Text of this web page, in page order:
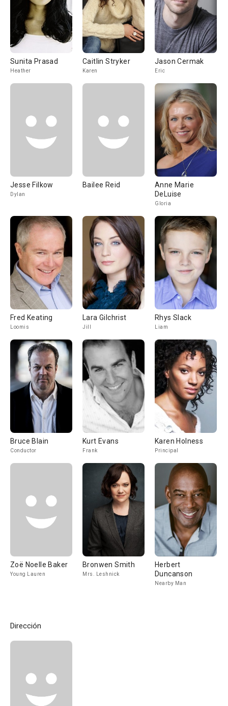
Sunita Prasad
Heather
Caitlin Stryker
Karen
Jason Cermak
Eric
Jesse Filkow
Dylan
Bailee Reid
Anne Marie
DeLuise
Gloria
Fred Keating
Loomis
Lara Gilchrist
Jill
Rhys Slack
Liam
Bruce Blain
Conductor
Kurt Evans
Frank
Karen Holness
Principal
Zoë Noelle Baker
Young Lauren
Bronwen Smith
Mrs. Leshnick
Herbert
Duncanson
Nearby Man
Dirección